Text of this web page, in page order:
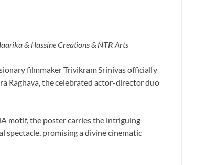
& Hassine Creations & NTR Arts
filmmaker Trivikram Srinivas officially
Raghava, the celebrated actor-director duo
motif, the poster carries the intriguing
spectacle, promising a divine cinematic